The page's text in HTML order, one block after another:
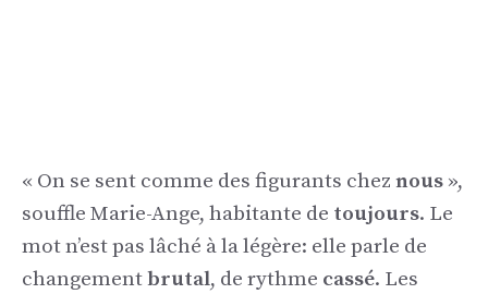
« On se sent comme des figurants chez nous »,
souffle Marie-Ange, habitante de toujours. Le
mot n’est pas lâché à la légère: elle parle de
changementbrutal, de rythme cassé. Les